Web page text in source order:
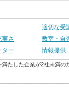
適切な受
実さ
教室・自
ター
情報提供
たした企業が2社未満の